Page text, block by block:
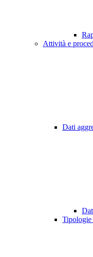
Attività e
Dati
Tipologie